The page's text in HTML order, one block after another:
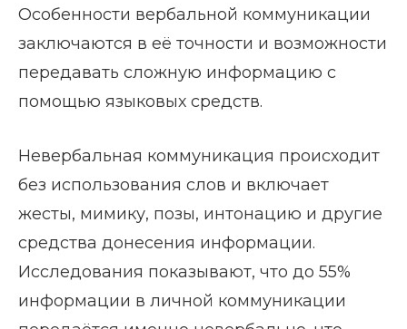
Особенности вербальной коммуникации
заключаются в её точности и возможности
передавать сложную информацию с
помощью языковых средств.
Невербальная коммуникация происходит
без использования слов и включает
жесты, мимику, позы, интонацию и другие
средства донесения информации.
Исследования показывают, что до 55%
информации в личной коммуникации